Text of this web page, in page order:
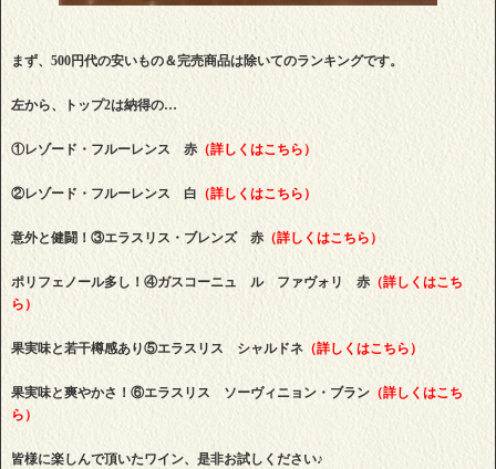
まず、500円代の安いもの＆完売商品は除いてのランキングです。
左から、トップ2は納得の…
①レゾード・フルーレンス 赤 （詳しくはこちら）
②レゾード・フルーレンス 白 （詳しくはこちら）
意外と健闘！③エラスリス・ブレンズ 赤 （詳しくはこちら）
ポリフェノール多し！④ガスコーニュ ル ファヴォリ 赤 （詳しくはこち
ら）
果実味と若干樽感あり⑤エラスリス シャルドネ （詳しくはこちら）
果実味と爽やかさ！⑥エラスリス ソーヴィニョン・ブラン （詳しくはこち
ら）
皆様に楽しんで頂いたワイン、是非お試しください♪